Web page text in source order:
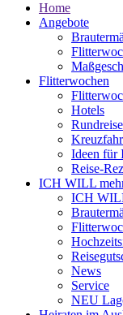
Home
Angebote
Flitterwochen
Hotels
Ideen für
Reise-
ICH WILL
ICH
News
Service
NEU